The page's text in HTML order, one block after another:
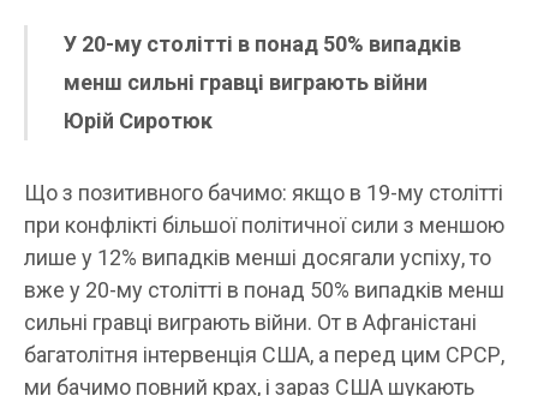
У 20-му столітті в понад 50% випадків
менш сильні гравці виграють війни
Юрій Сиротюк
Що з позитивного бачимо: якщо в 19-му столітті
при конфлікті більшої політичної сили з меншою
лише у 12% випадків менші досягали успіху, то
вже у 20-му столітті в понад 50% випадків менш
сильні гравці виграють війни. От в Афганістані
багатолітня інтервенція США, а перед цим СРСР,
ми бачимо повний крах, і зараз США шукають